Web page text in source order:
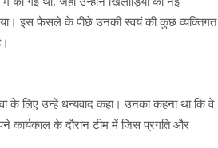
इस फैसले के पीछे उनकी स्वयं की कुछ व्यक्तिगत
के लिए उन्हें धन्यवाद कहा। उनका कहना था कि वे
के दौरान टीम में जिस प्रगति और